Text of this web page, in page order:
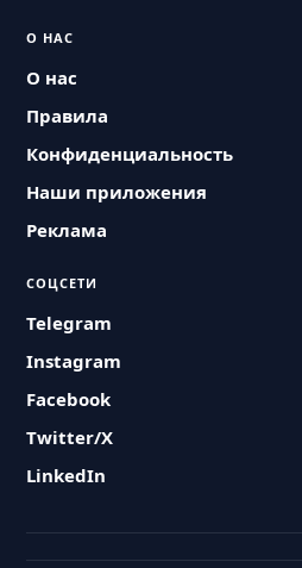
О НАС
О нас
Правила
Конфиденциальность
Наши приложения
Реклама
СОЦСЕТИ
Telegram
Instagram
Facebook
Twitter/X
LinkedIn